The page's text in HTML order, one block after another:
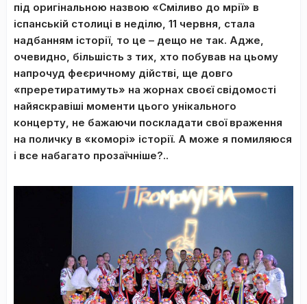
під оригінальною назвою «Сміливо до мрії» в
іспанській столиці в неділю, 11 червня, стала
надбанням історії, то це – дещо не так. Адже,
очевидно, більшість з тих, хто побував на цьому
напрочуд феєричному дійстві, ще довго
«преретиратимуть» на жорнах своєї свідомості
найяскравіші моменти цього унікального
концерту, не бажаючи поскладати свої враження
на поличку в «коморі» історії. А може я помиляюся
і все набагато прозаїчніше?..